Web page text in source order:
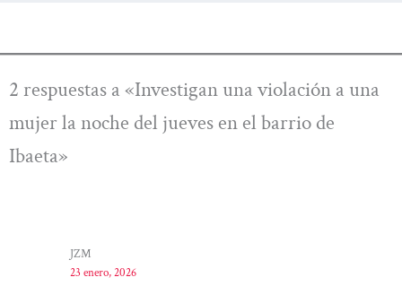
2 respuestas a «Investigan una violación a una
mujer la noche del jueves en el barrio de
Ibaeta»
JZM
23 enero, 2026